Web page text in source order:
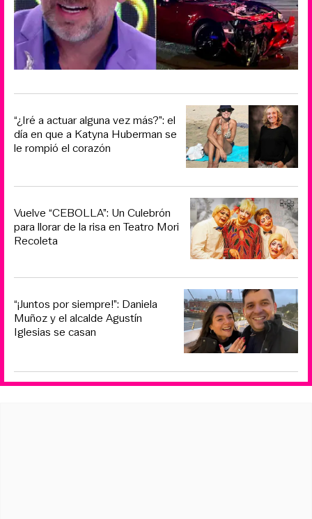
“¿Iré a actuar alguna vez más?”: el
día en que a Katyna Huberman se
le rompió el corazón
Vuelve “CEBOLLA”: Un Culebrón
para llorar de la risa en Teatro Mori
Recoleta
“¡Juntos por siempre!”: Daniela
Muñoz y el alcalde Agustín
Iglesias se casan